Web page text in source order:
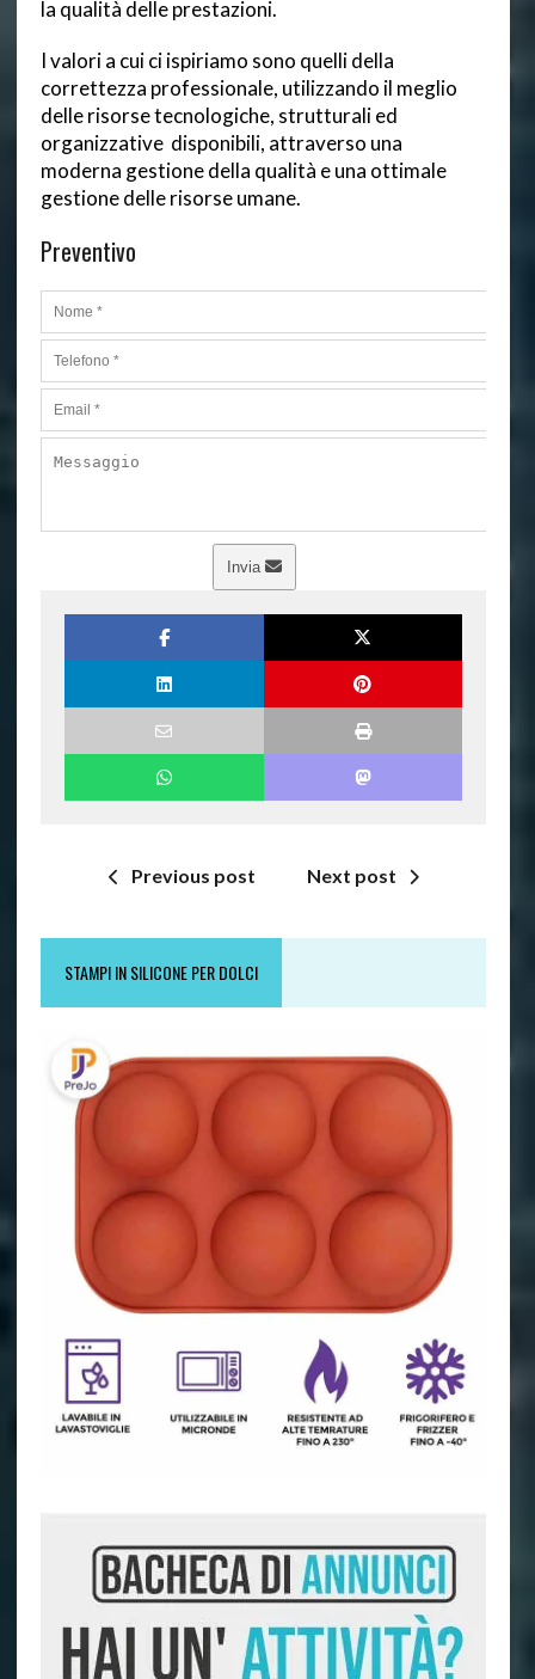
la qualità delle prestazioni.
I valori a cui ci ispiriamo sono quelli della
correttezza professionale, utilizzando il meglio
delle risorse tecnologiche, strutturali ed
organizzative disponibili, attraverso una
moderna gestione della qualità e una ottimale
gestione delle risorse umane.
Preventivo
Invia
Previous post Next post
STAMPI IN SILICONE PER DOLCI